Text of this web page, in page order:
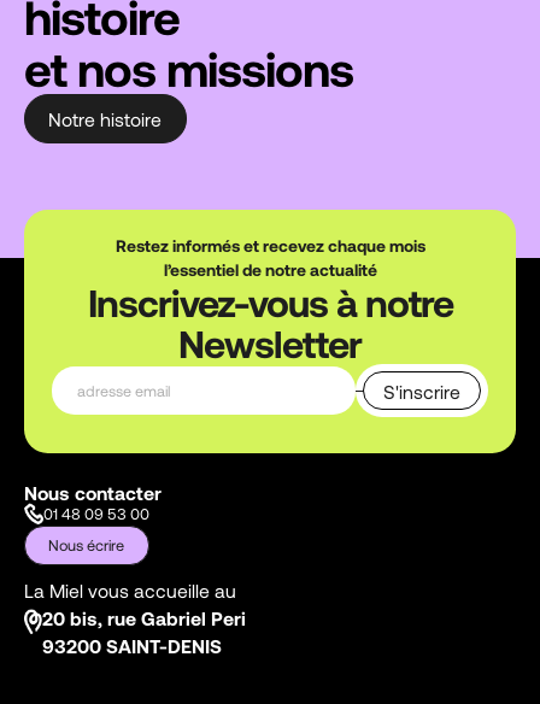
histoire
et nos missions
Notre histoire
Restez informés et recevez chaque mois
l’essentiel de notre actualité
Inscrivez-vous à notre
Newsletter
Nous contacter
01 48 09 53 00
Nous écrire
La Miel vous accueille au
20 bis, rue Gabriel Peri
93200 SAINT-DENIS